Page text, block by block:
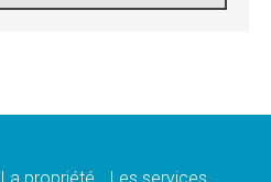
en Afrique vers
et au Pérou
La propriété
Les services